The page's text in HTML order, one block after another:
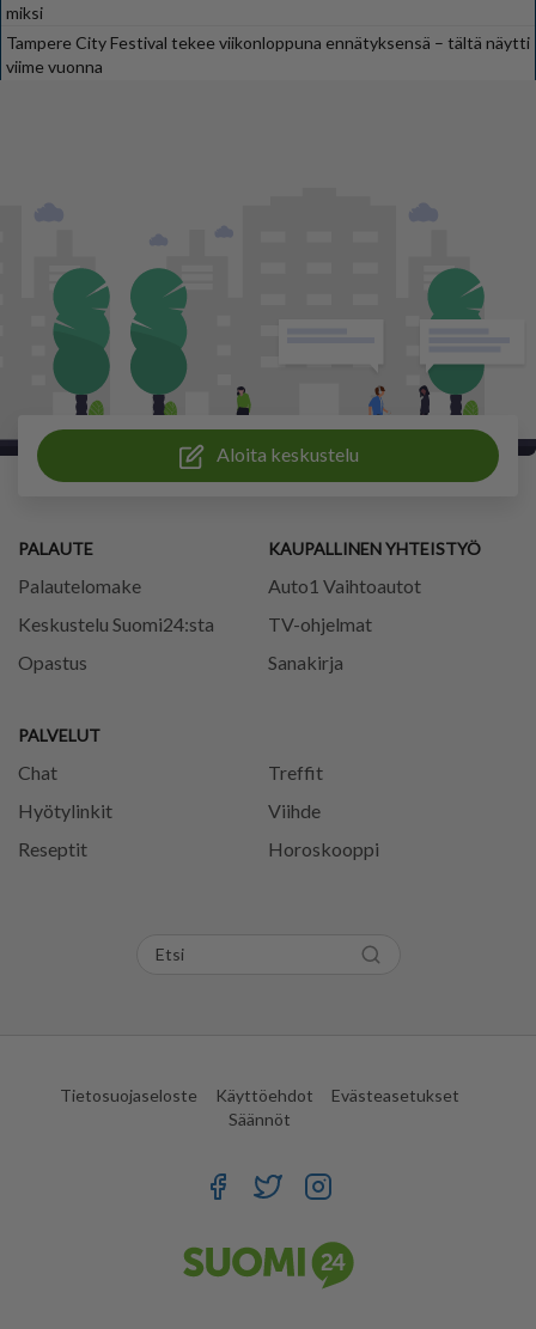
miksi
Tampere City Festival tekee viikonloppuna ennätyksensä – tältä näytti
viime vuonna
Aloita keskustelu
PALAUTE
Palautelomake
Keskustelu Suomi24:sta
Opastus
PALVELUT
Chat
Treffit
Hyötylinkit
Viihde
Reseptit
Horoskooppi
KAUPALLINEN YHTEISTYÖ
Auto1 Vaihtoautot
TV-ohjelmat
Sanakirja
Tietosuojaseloste Käyttöehdot
Evästeasetukset
Säännöt